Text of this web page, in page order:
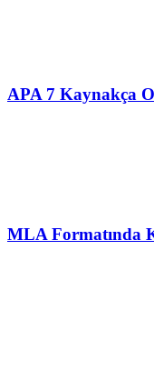
APA 7 Kaynakça
MLA Formatında